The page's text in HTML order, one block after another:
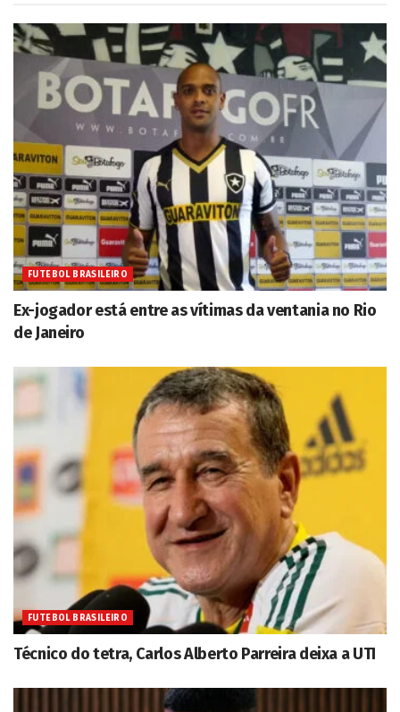
FUTEBOL BRASILEIRO
Ex-jogador está entre as vítimas da ventania no Rio
de Janeiro
FUTEBOL BRASILEIRO
Técnico do tetra, Carlos Alberto Parreira deixa a UTI